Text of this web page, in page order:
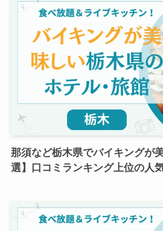
那須など栃木県でバイキングが
選】口コミランキング上位の人